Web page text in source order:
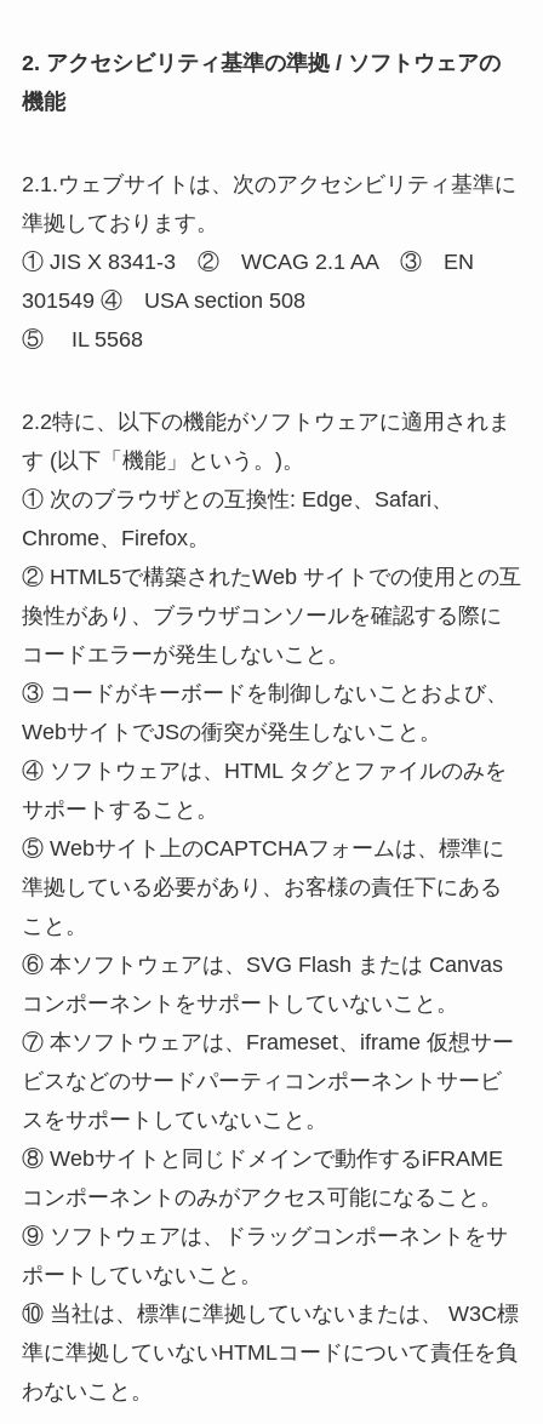
2. アクセシビリティ基準の準拠 / ソフトウェアの
機能
2.1.ウェブサイトは、次のアクセシビリティ基準に
準拠しております。
① JIS X 8341-3 ② WCAG 2.1 AA ③ EN
301549 ④ USA section 508
⑤ IL 5568
2.2特に、以下の機能がソフトウェアに適用されま
す (以下「機能」という。)。
① 次のブラウザとの互換性: Edge、Safari、
Chrome、Firefox。
② HTML5で構築されたWeb サイトでの使用との互
換性があり、ブラウザコンソールを確認する際に
コードエラーが発生しないこと。
③ コードがキーボードを制御しないことおよび、
WebサイトでJSの衝突が発生しないこと。
④ ソフトウェアは、HTML タグとファイルのみを
サポートすること。
⑤ Webサイト上のCAPTCHAフォームは、標準に
準拠している必要があり、お客様の責任下にある
こと。
⑥ 本ソフトウェアは、SVG Flash または Canvas
コンポーネントをサポートしていないこと。
⑦ 本ソフトウェアは、Frameset、iframe 仮想サー
ビスなどのサードパーティコンポーネントサービ
スをサポートしていないこと。
⑧ Webサイトと同じドメインで動作するiFRAME
コンポーネントのみがアクセス可能になること。
⑨ ソフトウェアは、ドラッグコンポーネントをサ
ポートしていないこと。
⑩ 当社は、標準に準拠していないまたは、 W3C標
準に準拠していないHTMLコードについて責任を負
わないこと。